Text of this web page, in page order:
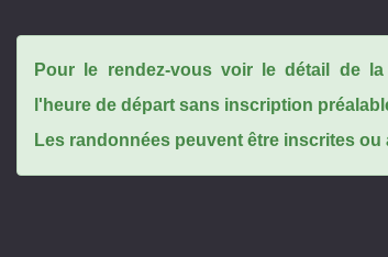
Pour le rendez-vous voir le détail de
l'heure de départ sans inscription
Les randonnées peuvent être inscrites